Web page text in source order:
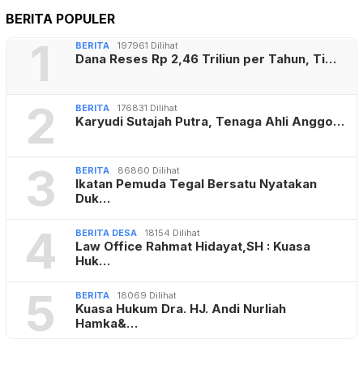
BERITA POPULER
1 BERITA 197961 Dilihat
Dana Reses Rp 2,46 Triliun per Tahun, Ti…
2 BERITA 176831 Dilihat
Karyudi Sutajah Putra, Tenaga Ahli Anggo…
3 BERITA 86860 Dilihat
Ikatan Pemuda Tegal Bersatu Nyatakan
Duk…
4 BERITA DESA 18154 Dilihat
Law Office Rahmat Hidayat,SH : Kuasa
Huk…
5 BERITA 18069 Dilihat
Kuasa Hukum Dra. HJ. Andi Nurliah
Hamka&…